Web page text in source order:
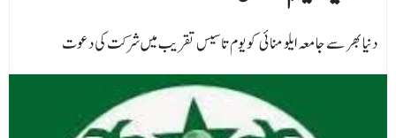
دنیا بھر سے جامعہ ایلو منائی کو یوم تاسیس تقریب میں شرکت کی دعوت